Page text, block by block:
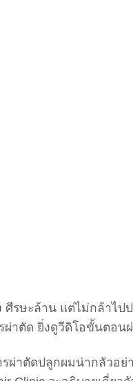
รษะล้าน แต่ไม่กล้าไป
ผ่าตัด ยิ่งดูวีดิโอขั้นตอน
ผ่าตัดปลูกผมน่ากลัวอ